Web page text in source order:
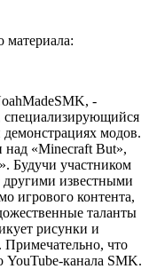
материала:
-
специализирующийся
модов.
над «Minecraft But»,
Будучи участником
другими известными
игрового контента,
таланты
рисунки и
Примечательно, что
YouTube-канала SMK.